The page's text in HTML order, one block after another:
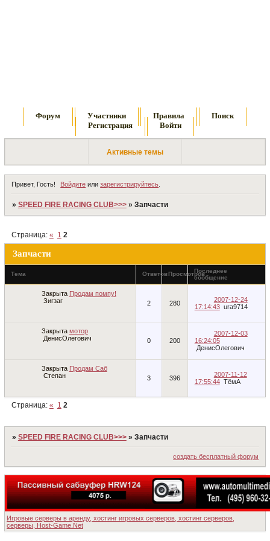
Форум Участники Правила
Поиск
Регистрация
Войти
Активные темы
Привет, Гость! Войдите илизарегистрируйтесь
» SPEED FIRE RACING CLUB>>> » Запчасти
Запчасти
Страница: « 1 2
Тема ОтветовПросмотровПоследнее
сообщение
Закрыта Продам помпу!
Зигзаг
2 280
2007-12-24
17:14:43 ura9714
Закрыта мотор
ДенисОлегович
0 200
2007-12-03
16:24:05
ДенисОлегович
Закрыта Продам Саб
Степан
3 396
2007-11-12
17:55:44 ТёмА
Страница: « 1 2
» SPEED FIRE RACING CLUB>>> » Запчасти
создать бесплатный форум
Игровые серверы в аренду, хостинг игровых серверов, хостинг серверов,
серверы, Host-Game.Net